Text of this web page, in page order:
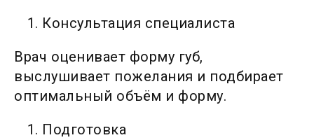
Консультация специалиста
Врач оценивает форму губ,
выслушивает пожелания и подбирает
оптимальный объём и форму.
Подготовка